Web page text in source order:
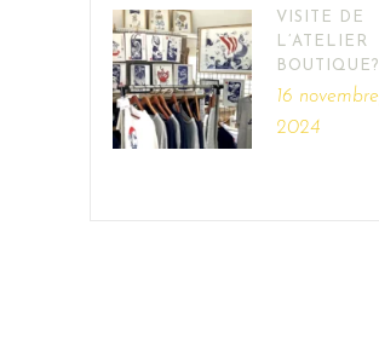
VISITE DE
L’ATELIER
BOUTIQUE?
16 novembre,
2024